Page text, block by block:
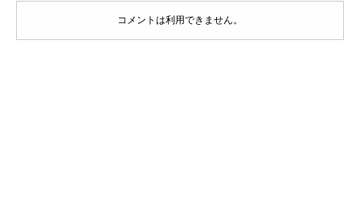
コメントは利用できません。